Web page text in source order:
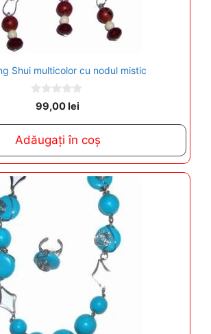
Shui multicolor cu nodul mistic
0
o
5
99,00lei
Adăugați în coș